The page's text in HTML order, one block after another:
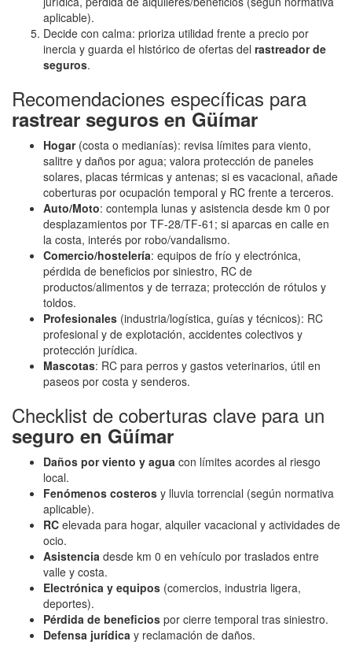
aplicable).
Decide con calma: prioriza utilidad frente a precio por
inercia y guarda el histórico de ofertas del rastreador de
seguros.
Recomendaciones específicas para
rastrear seguros en Güímar
Hogar(costa o medianías): revisa límites para viento,
salitre y daños por agua; valora protección de paneles
solares, placas térmicas y antenas; si es vacacional, añade
coberturas por ocupación temporal y RC frente a terceros.
Auto/Moto: contempla lunas y asistencia desde km 0 por
desplazamientos por TF‑28/TF‑61; si aparcas en calle en
la costa, interés por robo/vandalismo.
Comercio/hostelería: equipos de frío y electrónica,
pérdida de beneficios por siniestro, RC de
productos/alimentos y de terraza; protección de rótulos y
toldos.
Profesionales (industria/logística, guías y técnicos): RC
profesional y de explotación, accidentes colectivos y
protección jurídica.
Mascotas: RC para perros y gastos veterinarios, útil en
paseos por costa y senderos.
Checklist de coberturas clave para un
seguro en Güímar
Daños por viento y agua con límites acordes al riesgo
local.
Fenómenos costeros y lluvia torrencial (según normativa
aplicable).
RC elevada para hogar, alquiler vacacional y actividades de
ocio.
Asistencia desde km 0 en vehículo por traslados entre
valle y costa.
Electrónica y equipos (comercios, industria ligera,
deportes).
Pérdida de beneficios por cierre temporal tras siniestro.
Defensa jurídica y reclamación de daños.